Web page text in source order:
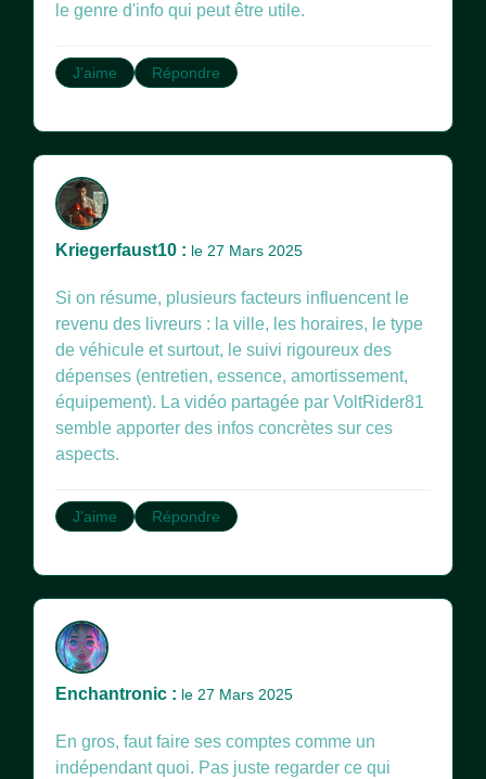
le genre d'info qui peut être utile.
J'aime Répondre
Kriegerfaust10 : le 27 Mars 2025
Si on résume, plusieurs facteurs influencent le
revenu des livreurs : la ville, les horaires, le type
de véhicule et surtout, le suivi rigoureux des
dépenses (entretien, essence, amortissement,
équipement). La vidéo partagée par VoltRider81
semble apporter des infos concrètes sur ces
aspects.
J'aime Répondre
Enchantronic : le 27 Mars 2025
En gros, faut faire ses comptes comme un
indépendant quoi. Pas juste regarder ce qui